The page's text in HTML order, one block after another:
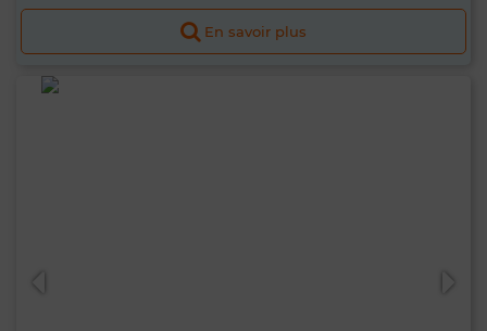
En savoir plus